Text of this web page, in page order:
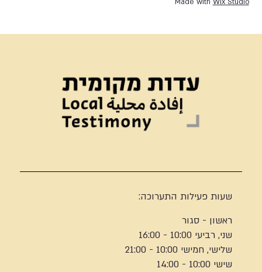
Made with Wix Studio
שעות פעילות התערוכה:
ראשון - סגור
שני, רביעי 10:00 - 16:00
שלישי, חמישי 10:00 - 21:00
שישי 10:00 - 14:00